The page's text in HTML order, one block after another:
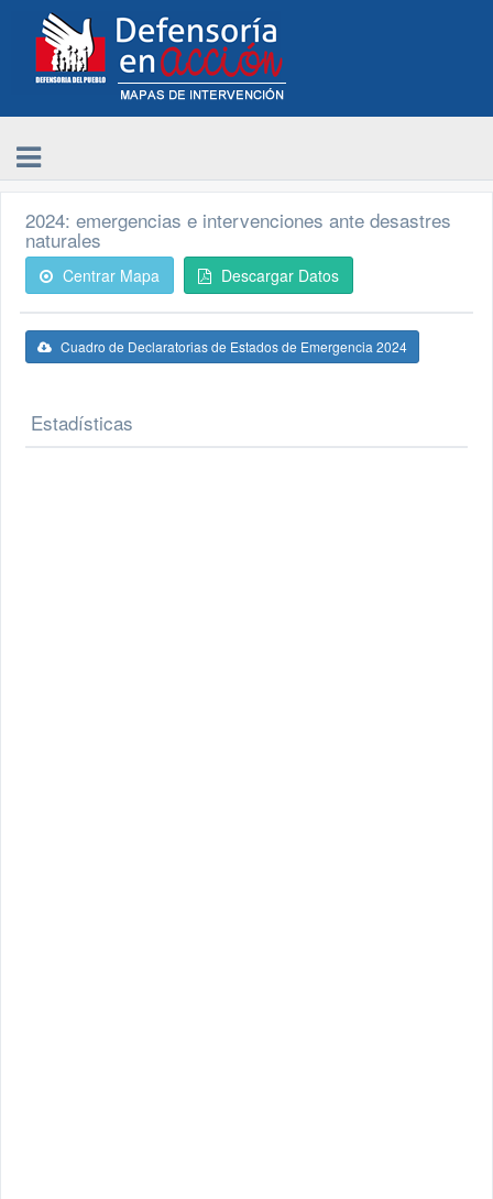
2024: emergencias e intervenciones ante desastres
naturales
Centrar Mapa Descargar Datos
Cuadro de Declaratorias de Estados de Emergencia 2024
Estadísticas